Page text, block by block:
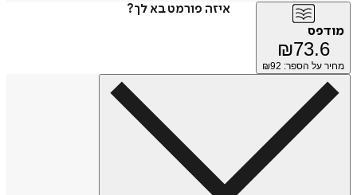
איזה פורמט בא לך?
מודפס
₪73.6
מחיר על הספר: ₪ 92